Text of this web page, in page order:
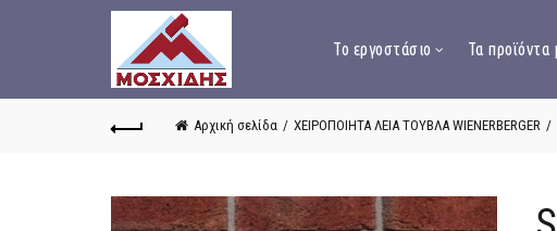
Το εργοστάσιο Τα προϊόντα
Αρχική σελίδα ΧΕΙΡΟΠΟΙΗΤΑ ΛΕΙΑ ΤΟΥΒΛΑ WIENERBERGER